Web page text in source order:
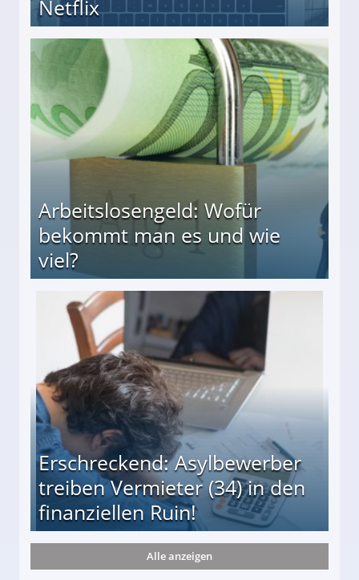
Netflix
Arbeitslosengeld: Wofür
bekommt man es und wie
viel?
und wie viel?
Erschreckend: Asylbewerber
treiben Vermieter (34) in den
finanziellen Ruin!
(34) in den finanziellen Ruin!
Alle anzeigen